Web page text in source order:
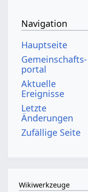
Navigation
Hauptseite
Gemeinschafts­
portal
Aktuelle
Ereignisse
Letzte
Änderungen
Zufällige Seite
Wikiwerkzeuge